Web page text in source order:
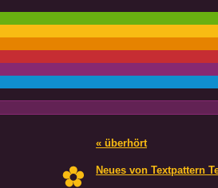
« überhört
Neues von Textpattern